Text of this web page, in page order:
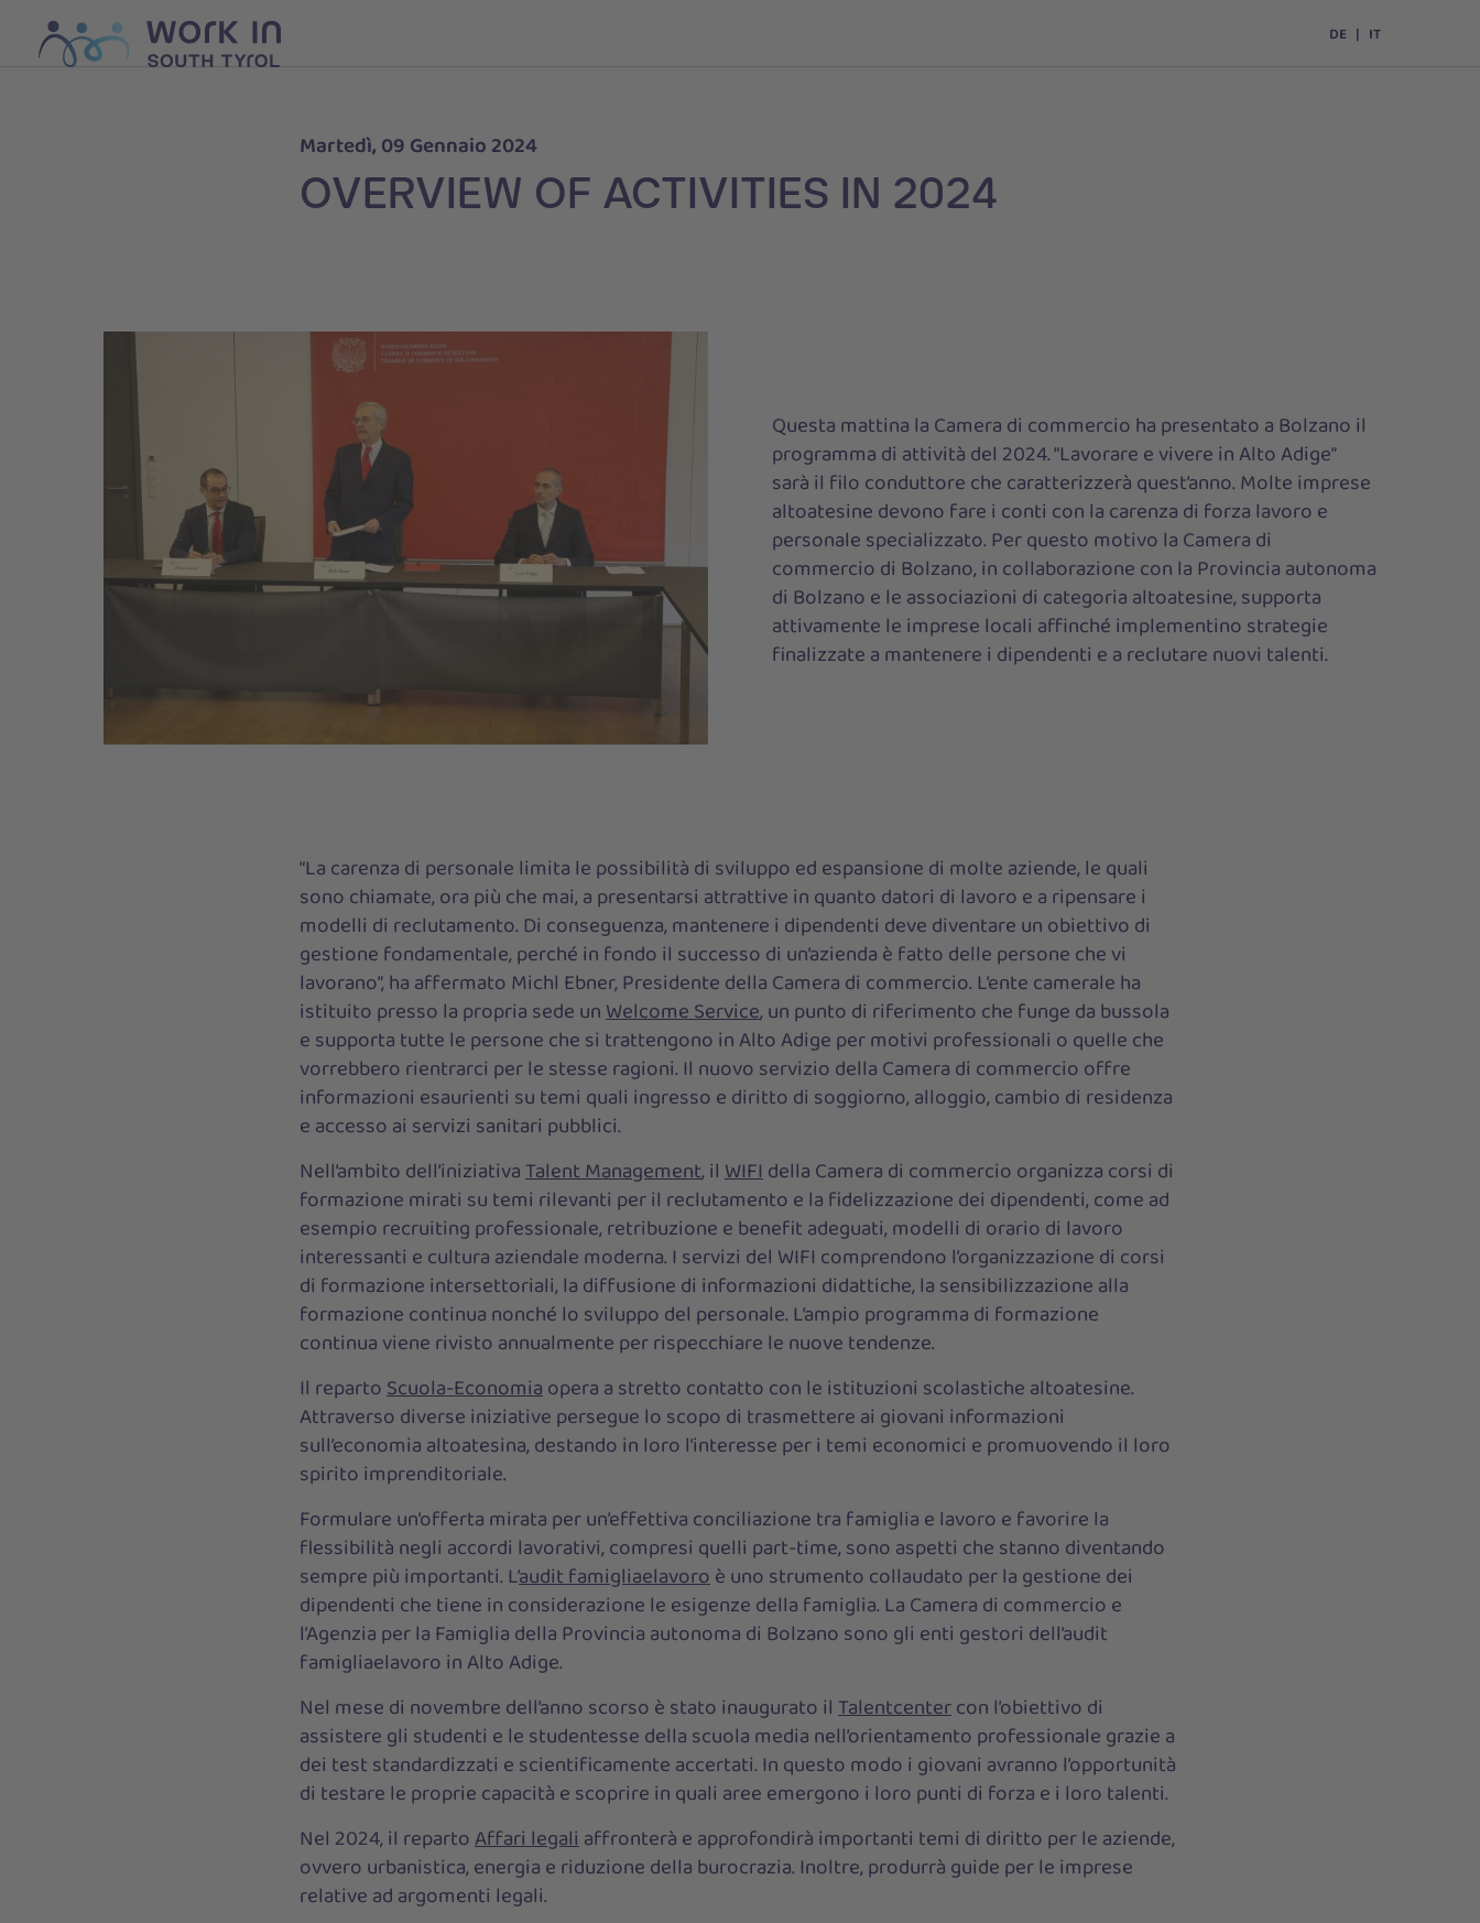
DE IT
Martedì, 09 Gennaio 2024
OVERVIEW OF ACTIVITIES IN 2024
Questa mattina la Camera di commercio ha presentato a Bolzano il
programma di attività del 2024. “Lavorare e vivere in Alto Adige”
sarà il filo conduttore che caratterizzerà quest’anno. Molte imprese
altoatesine devono fare i conti con la carenza di forza lavoro e
personale specializzato. Per questo motivo la Camera di
commercio di Bolzano, in collaborazione con la Provincia autonoma
di Bolzano e le associazioni di categoria altoatesine, supporta
attivamente le imprese locali affinché implementino strategie
finalizzate a mantenere i dipendenti e a reclutare nuovi talenti.
“La carenza di personale limita le possibilità di sviluppo ed espansione di molte aziende, le quali
sono chiamate, ora più che mai, a presentarsi attrattive in quanto datori di lavoro e a ripensare i
modelli di reclutamento. Di conseguenza, mantenere i dipendenti deve diventare un obiettivo di
gestione fondamentale, perché in fondo il successo di un’azienda è fatto delle persone che vi
lavorano”, ha affermato Michl Ebner, Presidente della Camera di commercio. L’ente camerale ha
istituito presso la propria sede unWelcome Service, un punto di riferimento che funge da bussola
e supporta tutte le persone che si trattengono in Alto Adige per motivi professionali o quelle che
vorrebbero rientrarci per le stesse ragioni. Il nuovo servizio della Camera di commercio offre
informazioni esaurienti su temi quali ingresso e diritto di soggiorno, alloggio, cambio di residenza
e accesso ai servizi sanitari pubblici.
Nell’ambito dell’iniziativaTalent Management, il WIFIdella Camera di commercio organizza corsi di
formazione mirati su temi rilevanti per il reclutamento e la fidelizzazione dei dipendenti, come ad
esempio recruiting professionale, retribuzione e benefit adeguati, modelli di orario di lavoro
interessanti e cultura aziendale moderna. I servizi del WIFI comprendono l’organizzazione di corsi
di formazione intersettoriali, la diffusione di informazioni didattiche, la sensibilizzazione alla
formazione continua nonché lo sviluppo del personale. L’ampio programma di formazione
continua viene rivisto annualmente per rispecchiare le nuove tendenze.
Il repartoScuola-Economiaopera a stretto contatto con le istituzioni scolastiche altoatesine.
Attraverso diverse iniziative persegue lo scopo di trasmettere ai giovani informazioni
sull’economia altoatesina, destando in loro l’interesse per i temi economici e promuovendo il loro
spirito imprenditoriale.
Formulare un’offerta mirata per un’effettiva conciliazione tra famiglia e lavoro e favorire la
flessibilità negli accordi lavorativi, compresi quelli part-time, sono aspetti che stanno diventando
sempre più importanti. L’audit famigliaelavoroè uno strumento collaudato per la gestione dei
dipendenti che tiene in considerazione le esigenze della famiglia. La Camera di commercio e
l’Agenzia per la Famiglia della Provincia autonoma di Bolzano sono gli enti gestori dell’audit
famigliaelavoro in Alto Adige.
Nel mese di novembre dell’anno scorso è stato inaugurato il Talentcentercon l’obiettivo di
assistere gli studenti e le studentesse della scuola media nell’orientamento professionale grazie a
dei test standardizzati e scientificamente accertati. In questo modo i giovani avranno l’opportunità
di testare le proprie capacità e scoprire in quali aree emergono i loro punti di forza e i loro talenti.
Nel 2024, il repartoAffari legaliaffronterà e approfondirà importanti temi di diritto per le aziende,
ovvero urbanistica, energia e riduzione della burocrazia. Inoltre, produrrà guide per le imprese
relative ad argomenti legali.